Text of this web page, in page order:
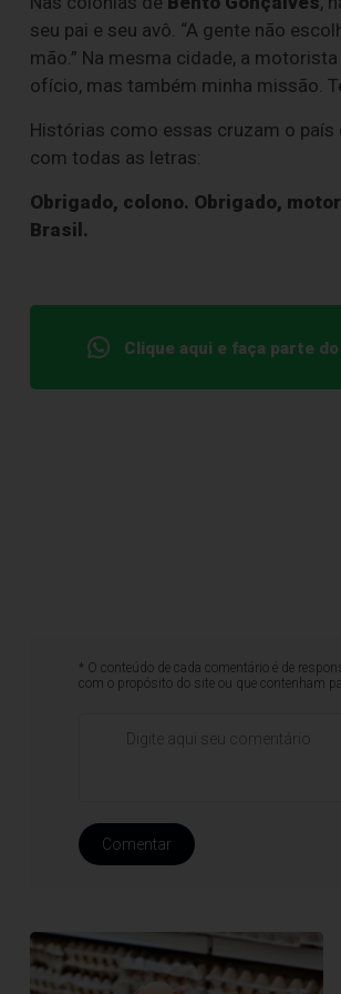
seu pai e seu avô. “A gente não
mão.” Na mesma cidade, a motorista
ofício, mas também minha missão.
Histórias como essas cruzam o
com todas as letras:
Obrigado, colono. Obrigado,
Brasil.
Clique aqui e faça parte
* O conteúdo de cada comentário é de
com o propósito do site ou que contenham
Comentar